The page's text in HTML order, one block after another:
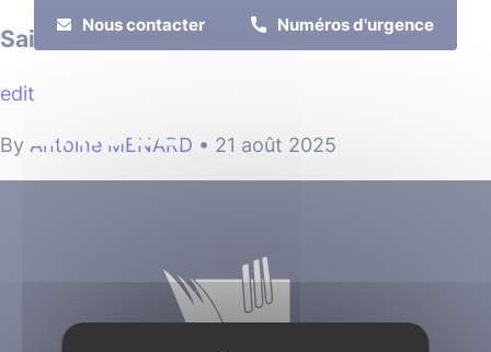
Nous contacter Numéros d'urgence
Saison culturelle 2026/2027
edit
By Antoine MENARD • 21 août 2025
Cookies management panel